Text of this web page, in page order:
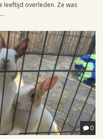
leeftijd overleden. Ze was
0